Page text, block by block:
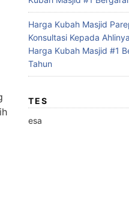
Harga Kubah Masjid
Konsultasi Kepada Ahlinya
Harga Kubah Masjid #1
Tahun
TES
esa